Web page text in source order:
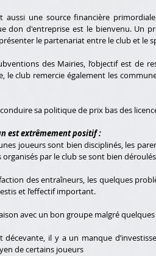
aussi une source financière
don d'entreprise est le bienvenu. Un
le partenariat entre le club et le
des Mairies, l’objectif est de
le club remercie également les
sa politique de prix bas des
est extrêmement positif :
joueurs sont bien disciplinés, les
par le club se sont bien
des entraîneurs, les quelques
et l’effectif important.
avec un bon groupe malgré
décevante, il y a un manque
de certains joueurs